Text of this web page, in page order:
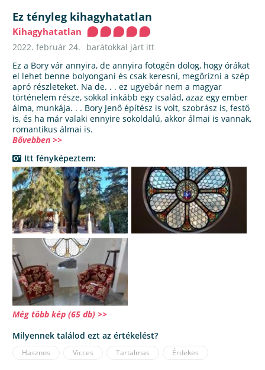
Ez tényleg kihagyhatatlan
Kihagyhatatlan
2022. február 24.
barátokkal járt itt
Ez a Bory vár annyira, de annyira fotogén dolog, hogy órákat
el lehet benne bolyongani és csak keresni, megőrizni a szép
apró részleteket. Na de. . . ez ugyebár nem a magyar
történelem része, sokkal inkább egy család, azaz egy ember
álma, munkája. . . Bory Jenő építész is volt, szobrász is, festő
is, és ha már valaki ennyire sokoldalú, akkor álmai is vannak,
romantikus álmai is.
Bővebben >>
Itt fényképeztem:
Még több kép (65 db) >>
Milyennek találod ezt az értékelést?
Hasznos Vicces Tartalmas Érdekes